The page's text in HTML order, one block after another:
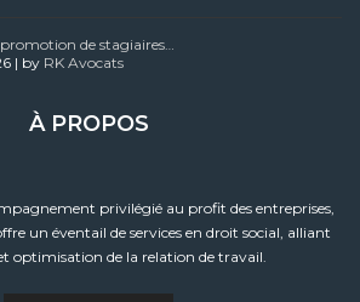
de stagiaires…
| by RK Avocats
À PROPOS
privilégié au profit des entreprises,
un éventail de services en droit social, alliant
optimisation de la relation de travail.